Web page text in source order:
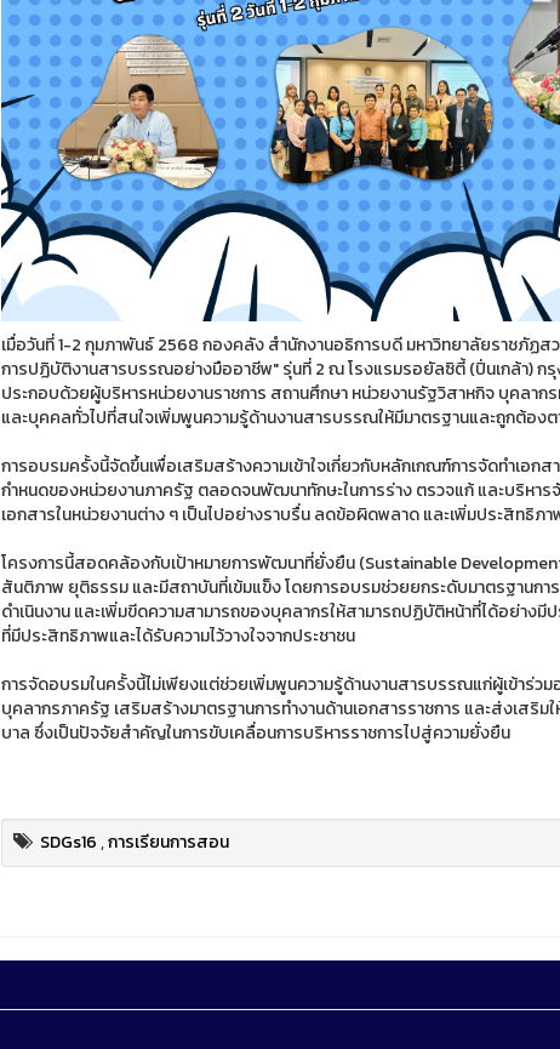
เมื่อวันที่ 1-2 กุมภาพันธ์ 2568 กองคลัง สำนักงานอธิการบดี มหาวิทยาลัยราชภัฏ
การปฏิบัติงานสารบรรณอย่างมืออาชีพ" รุ่นที่ 2 ณ โรงแรมรอยัลซิตี้ (ปิ่นเกล้า) กรุ
ประกอบด้วยผู้บริหารหน่วยงานราชการ สถานศึกษา หน่วยงานรัฐวิสาหกิจ บุคลา
และบุคคลทั่วไปที่สนใจเพิ่มพูนความรู้ด้านงานสารบรรณให้มีมาตรฐานและถูกต้องต
การอบรมครั้งนี้จัดขึ้นเพื่อเสริมสร้างความเข้าใจเกี่ยวกับหลักเกณฑ์การจัดทำเอ
กำหนดของหน่วยงานภาครัฐ ตลอดจนพัฒนาทักษะในการร่าง ตรวจแก้ และบริหาร
เอกสารในหน่วยงานต่าง ๆ เป็นไปอย่างราบรื่น ลดข้อผิดพลาด และเพิ่มประสิทธิภ
โครงการนี้สอดคล้องกับเป้าหมายการพัฒนาที่ยั่งยืน (Sustainable
สันติภาพ ยุติธรรม และมีสถาบันที่เข้มแข็ง โดยการอบรมช่วยยกระดับมาตรฐานกา
ดำเนินงาน และเพิ่มขีดความสามารถของบุคลากรให้สามารถปฏิบัติหน้าที่ได้อย่าง
ที่มีประสิทธิภาพและได้รับความไว้วางใจจากประชาชน
การจัดอบรมในครั้งนี้ไม่เพียงแต่ช่วยเพิ่มพูนความรู้ด้านงานสารบรรณแก่ผู้เข้าร่ว
บุคลากรภาครัฐ เสริมสร้างมาตรฐานการทำงานด้านเอกสารราชการ และส่งเส
บาล ซึ่งเป็นปัจจัยสำคัญในการขับเคลื่อนการบริหารราชการไปสู่ความยั่งยืน
SDGs16,การเรียนการสอน